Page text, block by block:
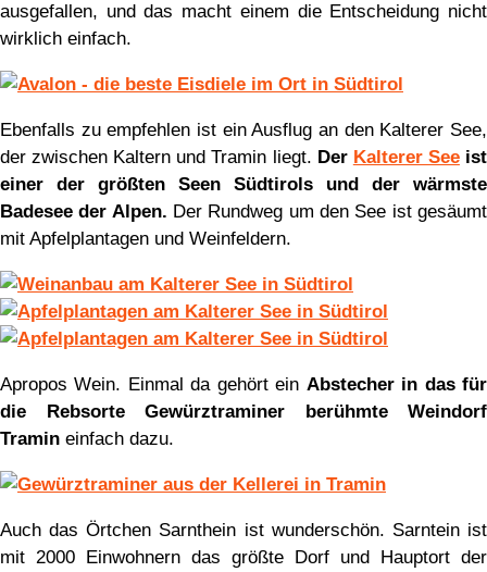
ausgefallen, und das macht einem die Entscheidung nicht
wirklich einfach.
Ebenfalls zu empfehlen ist ein Ausflug an den Kalterer See,
der zwischen Kaltern und Tramin liegt. Der Kalterer Seeist
einer der größten Seen Südtirols und der wärmste
Badesee der Alpen. Der Rundweg um den See ist gesäumt
mit Apfelplantagen und Weinfeldern.
Apropos Wein. Einmal da gehört ein Abstecher in das für
die Rebsorte Gewürztraminer berühmte Weindorf
Tramin einfach dazu.
Auch das Örtchen Sarnthein ist wunderschön. Sarntein ist
mit 2000 Einwohnern das größte Dorf und Hauptort der